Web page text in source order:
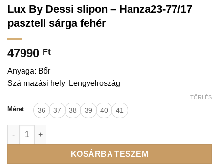
Lux By Dessi slipon – Hanza23-77/17
pasztell sárga fehér
47990 Ft
Anyaga: Bőr
Származási hely: Lengyelroszág
Méret 36 37 38 39 40 41
TÖRLÉS
Lux By Dessi slipon - Hanza23-77/17 pasztell sárga fehér
KOSÁRBA TESZEM